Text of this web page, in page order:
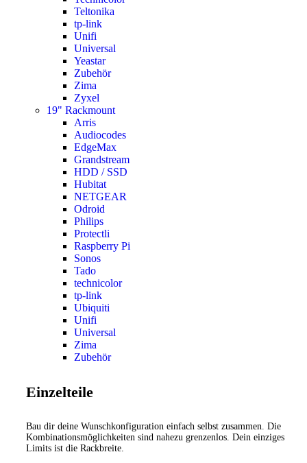
Teltonika
tp-link
Unifi
Universal
Yeastar
Zubehör
Zima
Zyxel
19" Rackmount
Arris
Audiocodes
EdgeMax
Grandstream
HDD / SSD
Hubitat
NETGEAR
Odroid
Philips
Protectli
Raspberry Pi
Sonos
Tado
technicolor
tp-link
Ubiquiti
Unifi
Universal
Zima
Zubehör
Einzelteile
Bau dir deine Wunschkonfiguration einfach selbst zusammen. Die
Kombinationsmöglichkeiten sind nahezu grenzenlos. Dein einziges
Limits ist die Rackbreite.